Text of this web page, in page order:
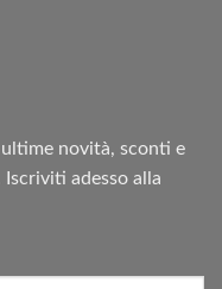
novità, sconti e
adesso alla